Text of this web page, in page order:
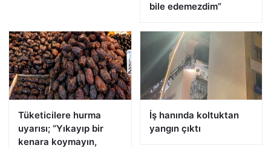
bile edemezdim”
Tüketicilere hurma
uyarısı; “Yıkayıp bir
kenara koymayın,
İş hanında koltuktan
yangın çıktı